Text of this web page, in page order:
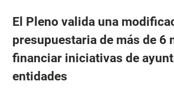
El Pleno valida una
presupuestaria de más de 6
financiar iniciativas de
entidades